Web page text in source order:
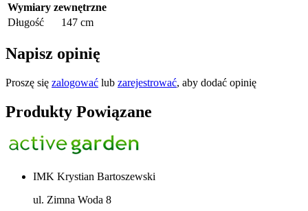
Wymiary zewnętrzne
Długość
147 cm
Napisz opinię
Proszę się zalogować lub zarejestrować, aby dodać opinię
Produkty Powiązane
IMK Krystian Bartoszewski
ul. Zimna Woda 8